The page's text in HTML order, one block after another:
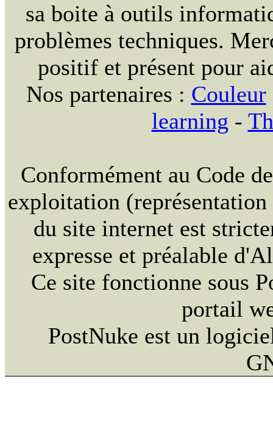
sa boite à outils
problèmes techniques.
positif et présent pour
Nos partenaires : Couleur
learning -
Conformément au Code
exploitation
du site internet est
expresse et préalable
Ce site fonctionne sous
portail
PostNuke est un